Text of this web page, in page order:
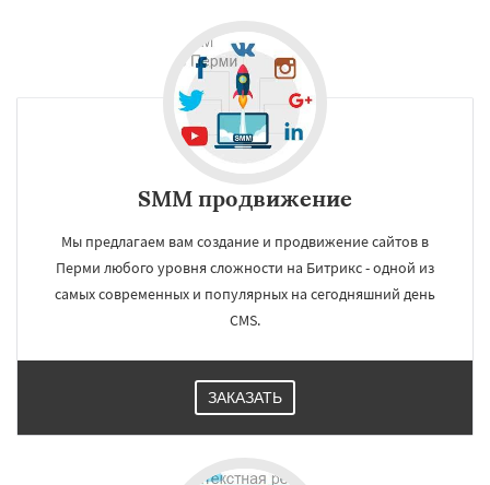
SMM продвижение
Мы предлагаем вам создание и продвижение сайтов в
Перми любого уровня сложности на Битрикс - одной из
самых современных и популярных на сегодняшний день
CMS.
ЗАКАЗАТЬ